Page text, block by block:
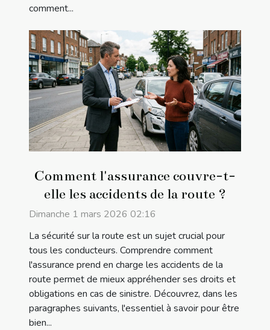
comment...
Comment l'assurance couvre-t-
elle les accidents de la route ?
Dimanche 1 mars 2026 02:16
La sécurité sur la route est un sujet crucial pour
tous les conducteurs. Comprendre comment
l'assurance prend en charge les accidents de la
route permet de mieux appréhender ses droits et
obligations en cas de sinistre. Découvrez, dans les
paragraphes suivants, l'essentiel à savoir pour être
bien...